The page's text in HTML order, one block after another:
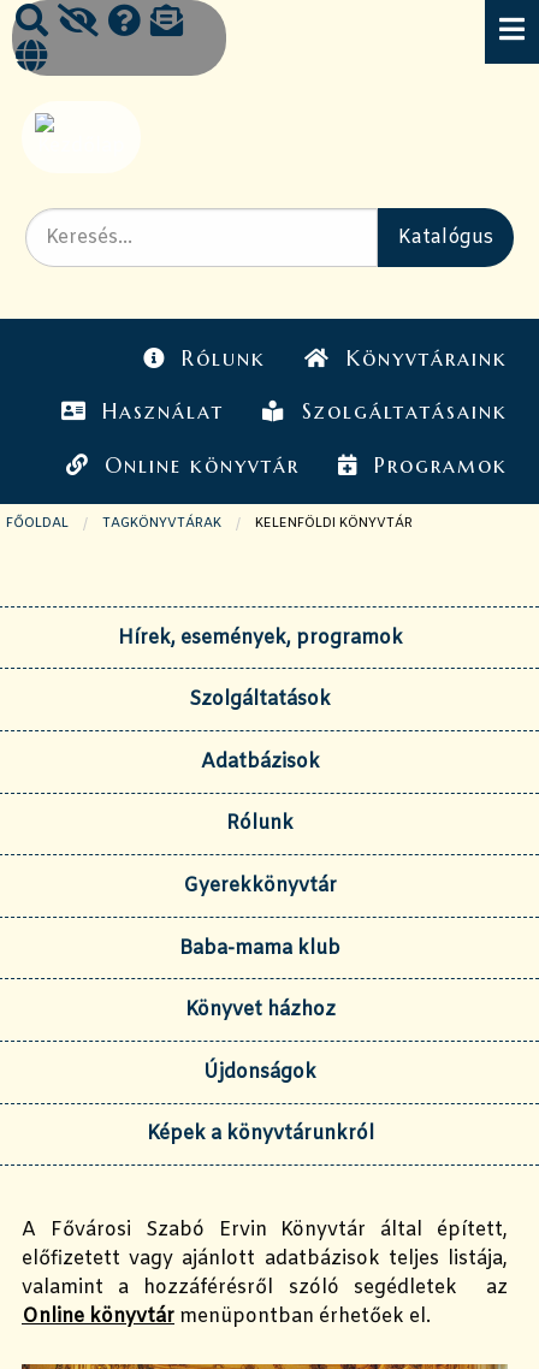
Rólunk Könyvtáraink
Használat Szolgáltatásaink
Online könyvtár Programok
FŐOLDAL TAGKÖNYVTÁRAK JELENLEGI OLDAL:
KELENFÖLDI KÖNYVTÁR
Hírek, események, programok
Szolgáltatások
Adatbázisok
Rólunk
Gyerekkönyvtár
Baba-mama klub
Könyvet házhoz
Újdonságok
Képek a könyvtárunkról
A Fővárosi Szabó Ervin Könyvtár által épített,
előfizetett vagy ajánlott adatbázisok teljes listája,
valamint a hozzáférésről szóló segédletek az
Online könyvtár menüpontban érhetőek el.